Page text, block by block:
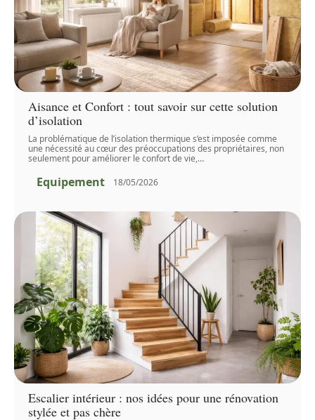
Aisance et Confort : tout savoir sur cette solution
d’isolation
La problématique de l’isolation thermique s’est imposée comme
une nécessité au cœur des préoccupations des propriétaires, non
seulement pour améliorer le confort de vie,…
Equipement 18/05/2026
Escalier intérieur : nos idées pour une rénovation
stylée et pas chère